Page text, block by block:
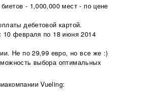
- 1,000,000 мест - по цене
дебетовой картой.
10 февраля по 18 июня 2014
Не по 29,99 евро, но все же :)
выбора оптимальных
Vueling: